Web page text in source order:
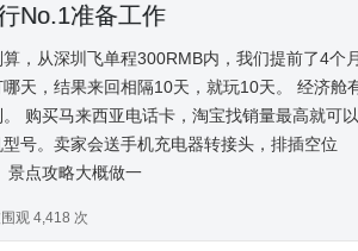
No.1准备工作
，从深圳飞单程300RMB内，我们提前了4个
天，结果来回相隔10天，就玩10天。 经济舱
购买马来西亚电话卡，淘宝找销量最高就可以
号。卖家会送手机充电器转接头，排插空位
景点攻略大概做一
观 4,418 次